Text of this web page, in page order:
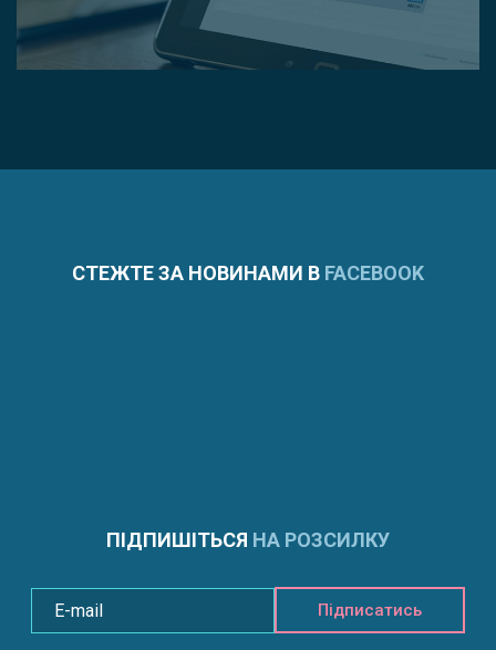
СТЕЖТЕ ЗА НОВИНАМИ В FACEBOOK
ПІДПИШІТЬСЯ НА РОЗСИЛКУ
Підписатись